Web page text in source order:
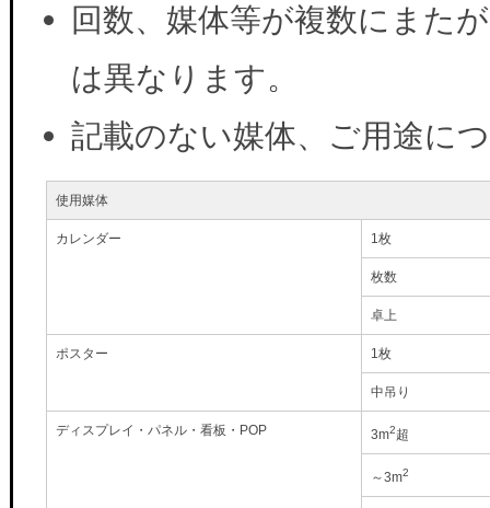
回数、媒体等が複数にまた
は異なります。
記載のない媒体、ご用途に
使用媒体
カレンダー 1枚
枚数
卓上
ポスター 1枚
中吊り
ディスプレイ・パネル・看板・POP 3m2超
～3m2